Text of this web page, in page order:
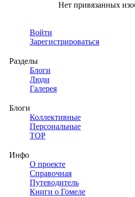
Нет привязанных
Войти
Зарегистрироваться
Разделы
Блоги
Люди
Галерея
Блоги
Коллективные
Персональные
TOP
Инфо
О проекте
Справочная
Путеводитель
Книги о Гомеле